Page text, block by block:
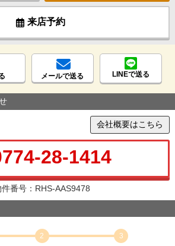
来店予約
メールで送る LINEで送る
会社概要はこちら
28-1414
件番号：RHS-AAS9478
2
3